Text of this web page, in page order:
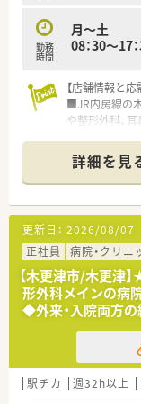
勤務
時間
月～土
08：30～17
【店舗情報と
■JR内房線の
や整形外科、
■処方箋枚数
ち着いており
■薬剤師は常
常に2名以上の
【募集背景と求
■欠員補充お
力しながら明
ています。
■自身の役割に
者様一人ひと
ています。
■新卒や未経
に貢献したい
詳細を見
更新日： 2026/08/07
正社員
病院・クリニ
【木更津市/木更津
形外科メインの病
◆外来・入院両方の
駅チカ 週32h以上